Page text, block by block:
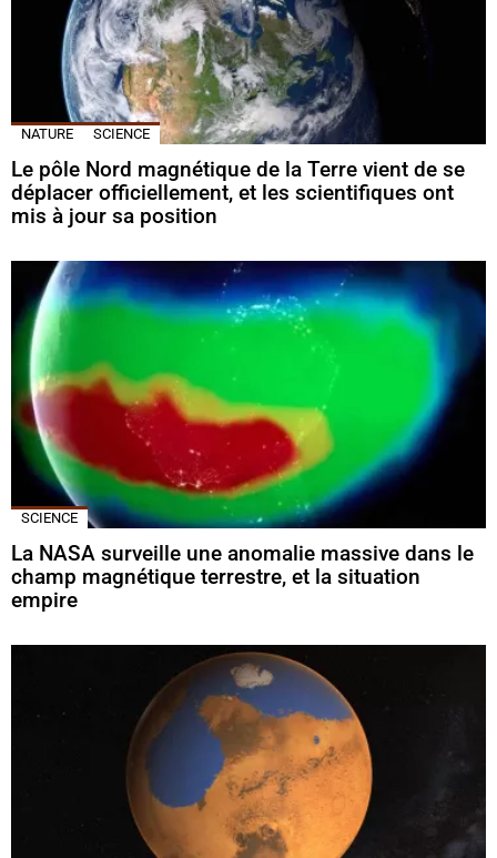
NATURE SCIENCE
Le pôle Nord magnétique de la Terre vient de se
déplacer officiellement, et les scientifiques ont
mis à jour sa position
SCIENCE
La NASA surveille une anomalie massive dans le
champ magnétique terrestre, et la situation
empire